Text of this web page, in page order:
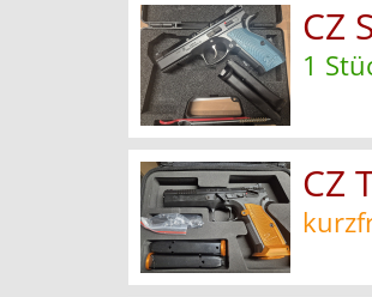
CZ
1
CZ